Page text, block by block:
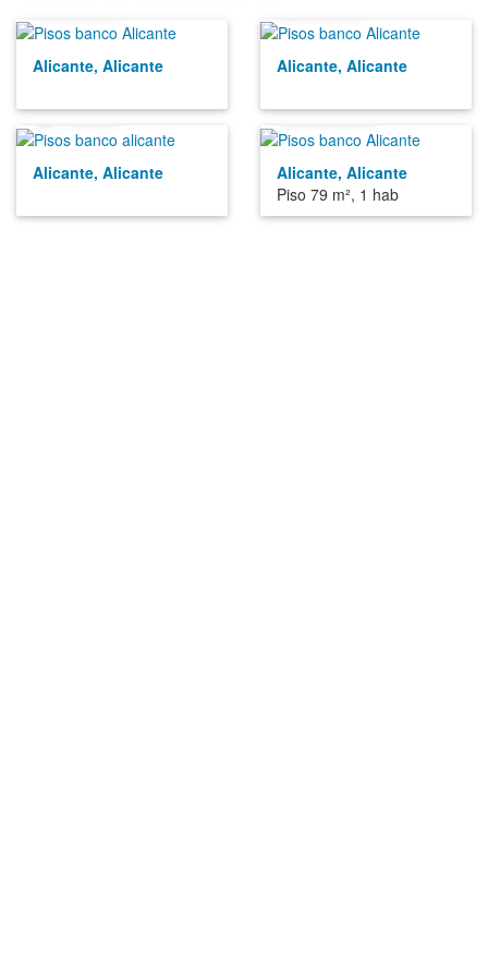
Alicante, Alicante Alicante, Alicante
2.100€
Alicante, Alicante
36.000€
Alicante, Alicante
Piso 79 m², 1 hab